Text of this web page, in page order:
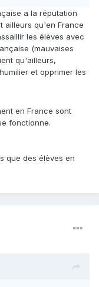
a la réputation
ailleurs qu'en France
les élèves avec
(mauvaises
qu'ailleurs,
et opprimer les
en France sont
fonctionne.
que des élèves en